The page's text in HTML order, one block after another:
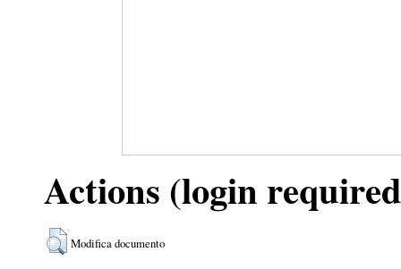
Actions (login
Modifica documento